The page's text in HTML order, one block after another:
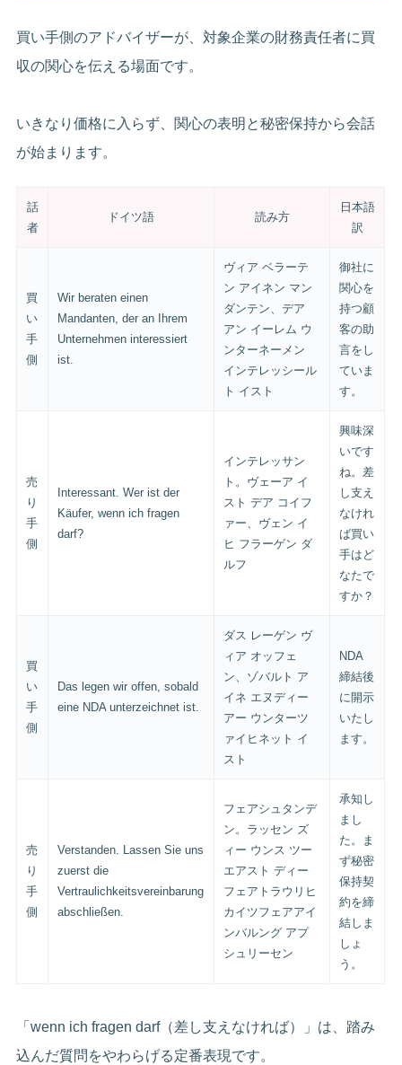
買い手側のアドバイザーが、対象企業の財務責任者に買
収の関心を伝える場面です。
いきなり価格に入らず、関心の表明と秘密保持から会話
が始まります。
話
者
ドイツ語 読み方
日本語
訳
買
い
手
側
Wir beraten einen
Mandanten, der an Ihrem
Unternehmen interessiert
ist.
ヴィア ベラーテ
ン アイネン マン
ダンテン、デア
アン イーレム ウ
ンターネーメン
インテレッシール
ト イスト
御社に
関心を
持つ顧
客の助
言をし
ていま
す。
売
り
手
側
Interessant. Wer ist der
Käufer, wenn ich fragen
darf?
インテレッサン
ト。ヴェーア イ
スト デア コイフ
ァー、ヴェン イ
ヒ フラーゲン ダ
ルフ
興味深
いです
ね。差
し支え
なけれ
ば買い
手はど
なたで
すか？
買
い
手
側
Das legen wir offen, sobald
eine NDA unterzeichnet ist.
ダス レーゲン ヴ
ィア オッフェ
ン、ゾバルト ア
イネ エヌディー
アー ウンターツ
ァイヒネット イ
スト
NDA
締結後
に開示
いたし
ます。
売
り
手
側
Verstanden. Lassen Sie uns
zuerst die
Vertraulichkeitsvereinbarung
abschließen.
フェアシュタンデ
ン。ラッセン ズ
ィー ウンス ツー
エアスト ディー
フェアトラウリヒ
カイツフェアアイ
ンバルング アプ
シュリーセン
承知し
まし
た。ま
ず秘密
保持契
約を締
結しま
しょ
う。
「wenn ich fragen darf（差し支えなければ）」は、踏み
込んだ質問をやわらげる定番表現です。